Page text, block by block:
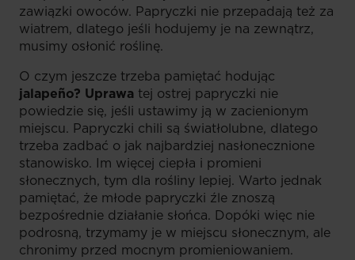
zawiązki owoców. Papryczki nie przepadają też za
wiatrem, dlatego jeśli hodujemy je na zewnątrz,
musimy osłonić roślinę.
O czym jeszcze trzeba pamiętać hodując
jalapeño? Uprawa tej ostrej papryczki nie
powiedzie się, jeśli ustawimy ją w zacienionym
miejscu. Papryczki chili są światłolubne, dlatego
trzeba zadbać o jak najbardziej nasłonecznione
stanowisko. Im więcej ciepła i promieni
słonecznych, tym dla rośliny lepiej. Warto jednak
pamiętać, że młode papryczki źle znoszą
bezpośrednie działanie słońca. Dopóki więc nie
podrosną, trzymamy je w miejscu słonecznym, ale
chronimy przed mocnym promieniowaniem.